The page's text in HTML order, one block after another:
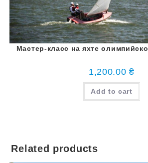
Мастер-класс на яхте
1,200.00₴
Add to cart
Related products